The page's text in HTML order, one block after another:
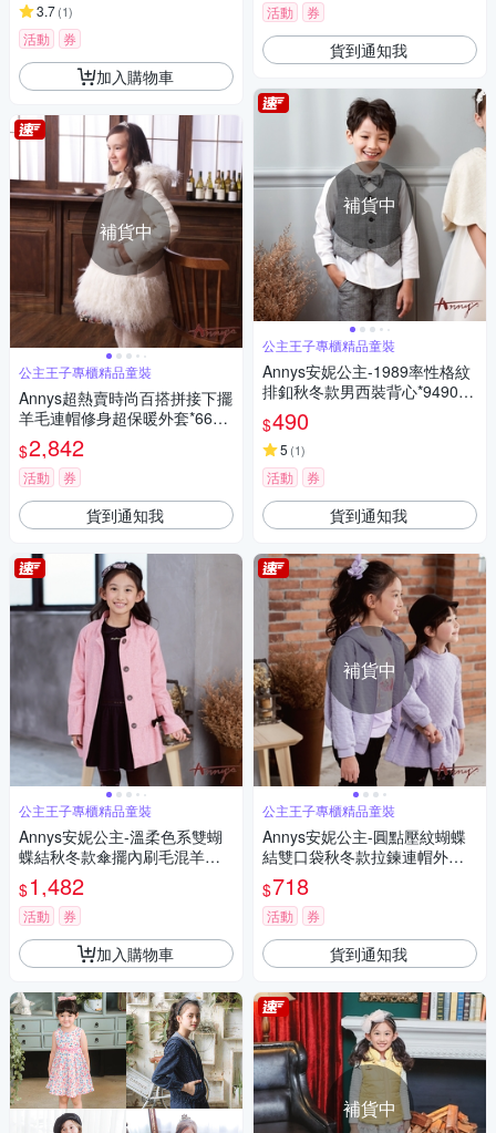
3.7(1)
活動 券
加入購物車
補貨中
公主王子專櫃精品童裝
Annys超熱賣時尚百搭拼接下擺
羊毛連帽修身超保暖外套*6686
白
$2,842
活動 券
貨到通知我
公主王子專櫃精品童裝
Annys安妮公主-溫柔色系雙蝴
蝶結秋冬款傘擺內刷毛混羊毛
大衣*9670粉紅
$1,482
活動 券
加入購物車
活動 券
貨到通知我
補貨中
公主王子專櫃精品童裝
Annys安妮公主-1989率性格紋
排釦秋冬款男西裝背心*9490黑
$490
5 (1)
活動 券
貨到通知我
補貨中
公主王子專櫃精品童裝
Annys安妮公主-圓點壓紋蝴蝶
結雙口袋秋冬款拉鍊連帽外套*
9417紫色
$718
活動 券
貨到通知我
補貨中